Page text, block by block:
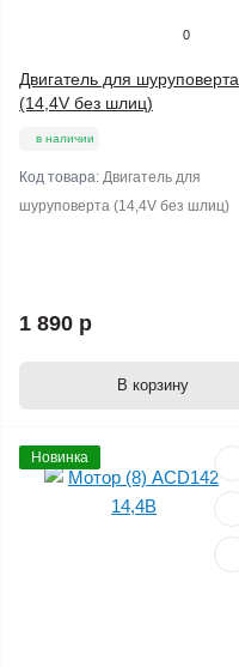
0
Двигатель для шуруповерта
(14,4V без шлиц)
в наличии
Код товара: Двигатель для
шуруповерта (14,4V без шлиц)
1 890 р
В корзину
Новинка